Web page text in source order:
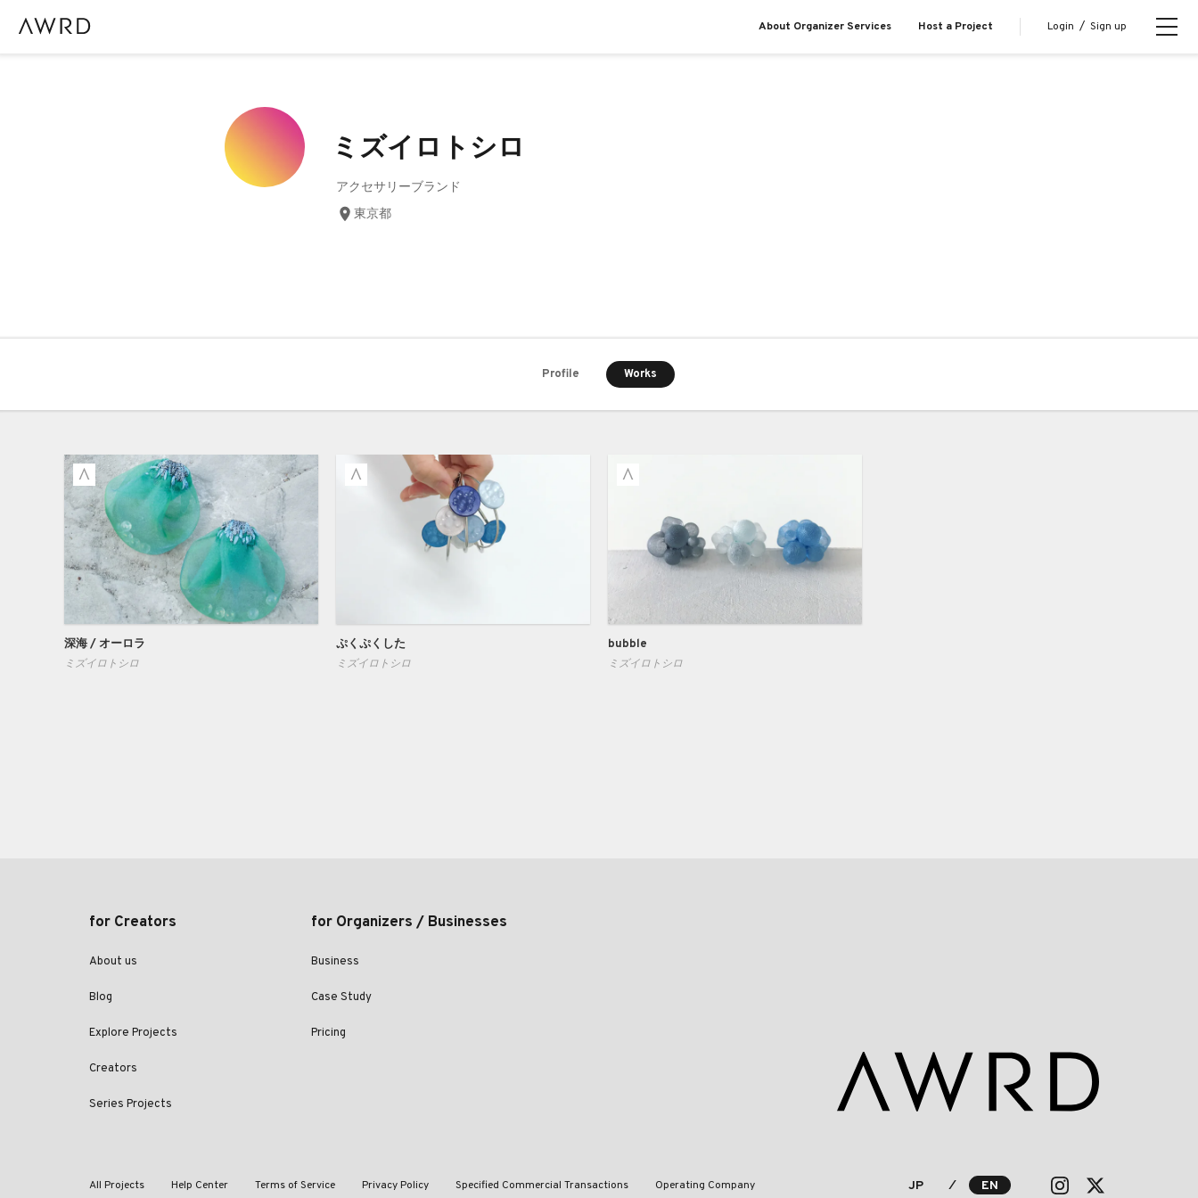
About Organizer Services Host a Project Login / Sign up
ミズイロトシロ
アクセサリーブランド
東京都
Profile Works
深海 / オーロラ
ミズイロトシロ
ぷくぷくした
ミズイロトシロ
bubble
ミズイロトシロ
for Creators
About us
Blog
Explore Projects
Creators
Series Projects
for Organizers / Businesses
Business
Case Study
Pricing
All Projects Help Center Terms of Service Privacy Policy Specified Commercial Transactions Operating Company JP ⁄ EN